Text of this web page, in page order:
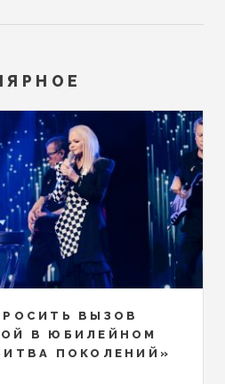
ВЫЗОВ
В ЮБИЛЕЙНОМ
ПОКОЛЕНИЙ»